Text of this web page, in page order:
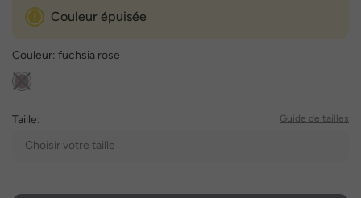
Couleur épuisée
Couleur: fuchsia rose
Taille: Guide de tailles
Choisir votre taille